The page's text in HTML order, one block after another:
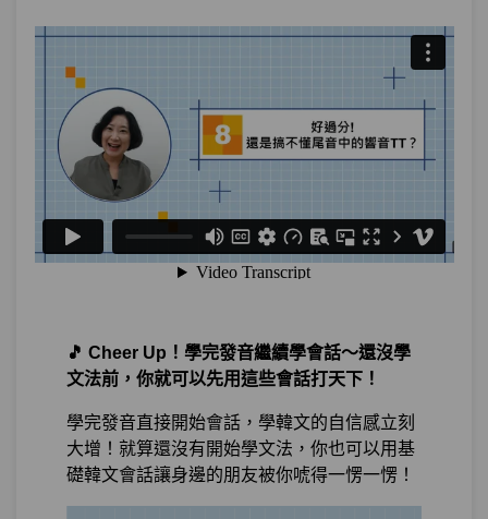
單元1 11:13
單元2 今晚要一起喝一杯嗎？：要不
要？好不好？
測驗1 隨堂小考11
單元3 今晚我要和朋友喝一杯：要～會
17:02
我周末打算要每天宅在家
單元5 明天要上班...><"：必須要～
測驗2 隨堂小考12
第18章： 台灣觀光大使就是你
🎵 Cheer Up！學完發音繼續學會話～還沒學
文法前，你就可以先用這些會話打天下！
學完發音直接開始會話，學韓文的自信感立刻
大增！就算還沒有開始學文法，你也可以用基
礎韓文會話讓身邊的朋友被你唬得一愣一愣！